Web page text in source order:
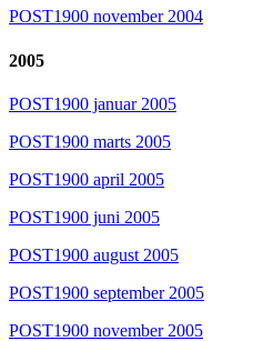
POST1900 november 2004
2005
POST1900 januar 2005
POST1900 marts 2005
POST1900 april 2005
POST1900 juni 2005
POST1900 august 2005
POST1900 september 2005
POST1900 november 2005